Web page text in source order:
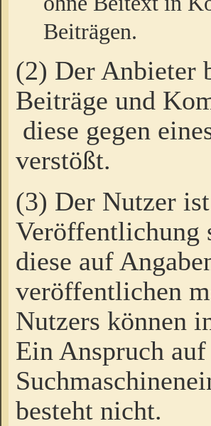
Beiträgen.
(2) Der Anbieter
Beiträge und
diese gegen
verstößt.
(3) Der Nutzer
Veröffentlichung
diese auf
veröffentlichen
Nutzers können
Ein Anspruch
besteht nicht.